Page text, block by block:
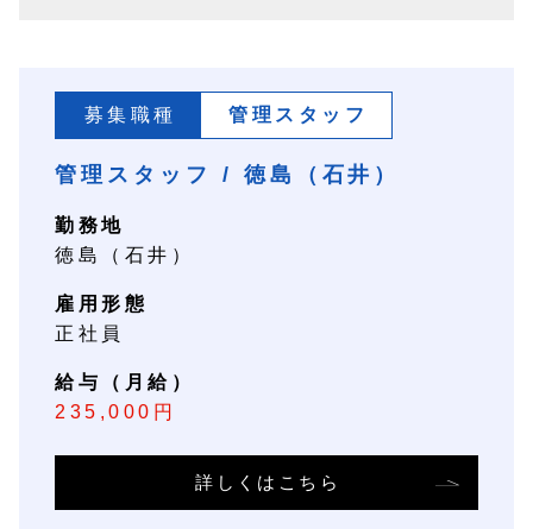
募集職種 管理スタッフ
管理スタッフ / 徳島（石井）
勤務地
徳島（石井）
雇用形態
正社員
給与（月給）
235,000円
詳しくはこちら